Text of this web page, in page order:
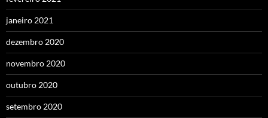
janeiro 2021
dezembro 2020
novembro 2020
outubro 2020
setembro 2020